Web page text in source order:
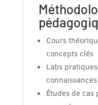
Cours
concepts clés
Labs
Études de cas